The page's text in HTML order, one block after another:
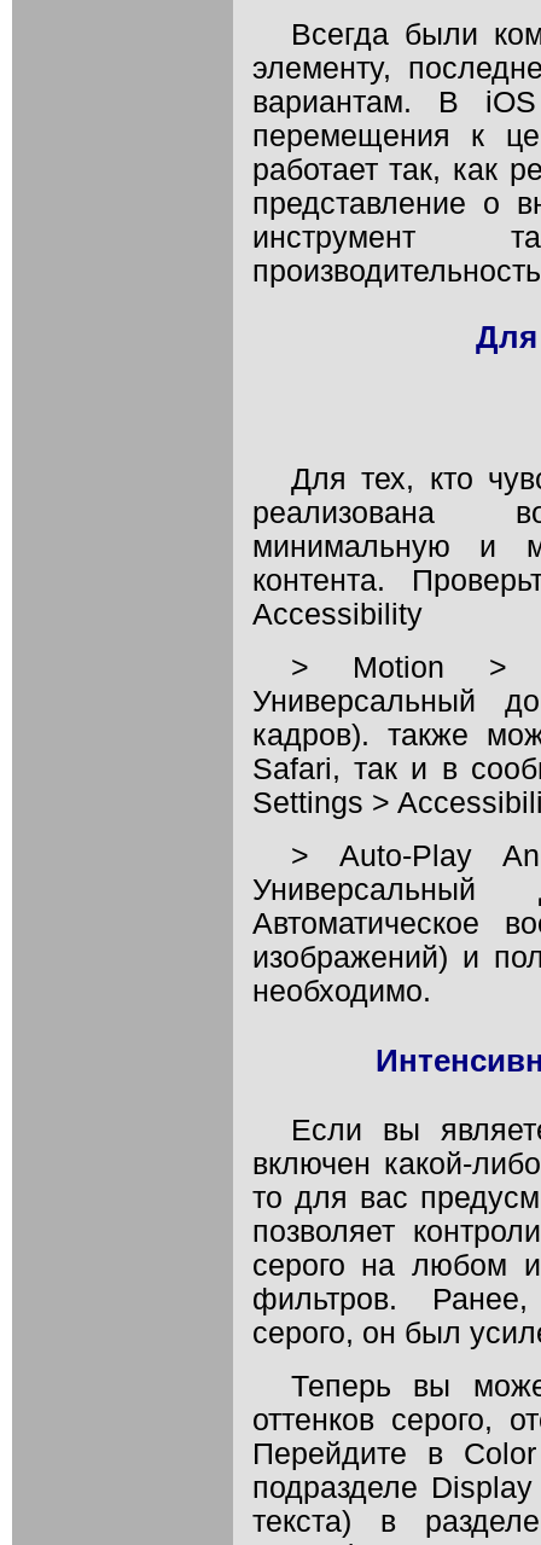
Всегда были
элементу,
вариантам. В
перемещения к
работает так, как
представление о
инструмент
Для тех, кто
реализована
минимальную и
контента.
Accessibility
> Motion >
Универсальный
кадров). также
Safari, так и в
Settings >
> Auto-Play
Автоматическое
изображений) и
необходимо.
Если вы
включен какой-
то для вас
позволяет
серого на любом
фильтров.
серого, он был
Теперь вы
оттенков серого,
Перейдите в
подразделе
текста) в